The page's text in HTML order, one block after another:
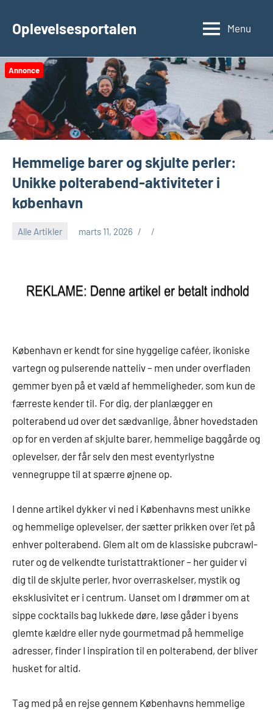
Oplevelsesportalen Menu
Annonce
Hemmelige barer og skjulte perler:
Unikke polterabend-aktiviteter i
københavn
Alle Artikler marts 11, 2026
København er kendt for sine hyggelige caféer, ikoniske
vartegn og pulserende natteliv – men under overfladen
gemmer byen på et væld af hemmeligheder, som kun de
færreste kender til. For dig, der planlægger en
polterabend ud over det sædvanlige, åbner hovedstaden
op for en verden af skjulte barer, hemmelige baggårde og
oplevelser, der får selv den mest eventyrlystne
vennegruppe til at spærre øjnene op.
I denne artikel dykker vi ned i Københavns mest unikke
og hemmelige oplevelser, der sætter prikken over i’et på
enhver polterabend. Glem alt om de klassiske pubcrawl-
ruter og de velkendte turistattraktioner – her guider vi
dig til de skjulte perler, hvor overraskelser, mystik og
eksklusivitet er i centrum. Uanset om I drømmer om at
sippe cocktails bag lukkede døre, løse gåder i byens
glemte kældre eller nyde gourmetmad på hemmelige
adresser, finder I inspiration til en polterabend, der bliver
husket for altid.
Tag med på en rejse gennem Københavns hemmelige